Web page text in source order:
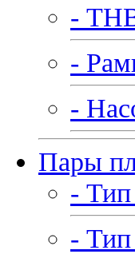
-
-
-
Пары
-
-